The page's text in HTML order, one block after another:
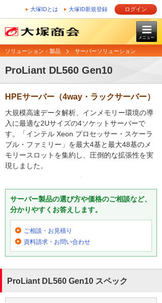
大塚IDとは 大塚ID新規登録 ログイン
メニュー
ソリューション・製品 サーバーソリューション
ProLiant DL560 Gen10
HPEサーバー（4way・ラックサーバー）
大規模高速データ解析、インメモリー環境の導
入に最適な2Uサイズの4ソケットサーバーで
す。「インテル Xeon プロセッサー・スケーラ
ブル・ファミリー」を最大4基と最大48基のメ
モリースロットを集約し、圧倒的な拡張性を実
現しました。
サーバー製品の選び方や価格のご相談など、
分かりやすくお答えします。
ご相談・お見積り
資料請求・お問い合わせ
ProLiant DL560 Gen10 スペック